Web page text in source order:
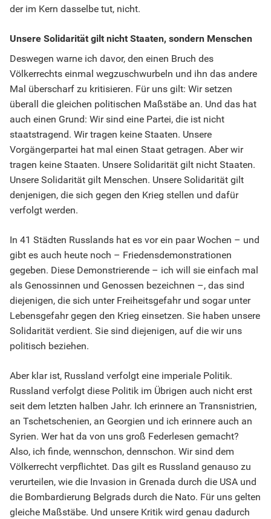
der im Kern dasselbe tut, nicht.
Unsere Solidarität gilt nicht Staaten, sondern Menschen
Deswegen warne ich davor, den einen Bruch des
Völkerrechts einmal wegzuschwurbeln und ihn das andere
Mal überscharf zu kritisieren. Für uns gilt: Wir setzen
überall die gleichen politischen Maßstäbe an. Und das hat
auch einen Grund: Wir sind eine Partei, die ist nicht
staatstragend. Wir tragen keine Staaten. Unsere
Vorgängerpartei hat mal einen Staat getragen. Aber wir
tragen keine Staaten. Unsere Solidarität gilt nicht Staaten.
Unsere Solidarität gilt Menschen. Unsere Solidarität gilt
denjenigen, die sich gegen den Krieg stellen und dafür
verfolgt werden.
In 41 Städten Russlands hat es vor ein paar Wochen – und
gibt es auch heute noch – Friedensdemonstrationen
gegeben. Diese Demonstrierende – ich will sie einfach mal
als Genossinnen und Genossen bezeichnen –, das sind
diejenigen, die sich unter Freiheitsgefahr und sogar unter
Lebensgefahr gegen den Krieg einsetzen. Sie haben unsere
Solidarität verdient. Sie sind diejenigen, auf die wir uns
politisch beziehen.
Aber klar ist, Russland verfolgt eine imperiale Politik.
Russland verfolgt diese Politik im Übrigen auch nicht erst
seit dem letzten halben Jahr. Ich erinnere an Transnistrien,
an Tschetschenien, an Georgien und ich erinnere auch an
Syrien. Wer hat da von uns groß Federlesen gemacht?
Also, ich finde, wennschon, dennschon. Wir sind dem
Völkerrecht verpflichtet. Das gilt es Russland genauso zu
verurteilen, wie die Invasion in Grenada durch die USA und
die Bombardierung Belgrads durch die Nato. Für uns gelten
gleiche Maßstäbe. Und unsere Kritik wird genau dadurch